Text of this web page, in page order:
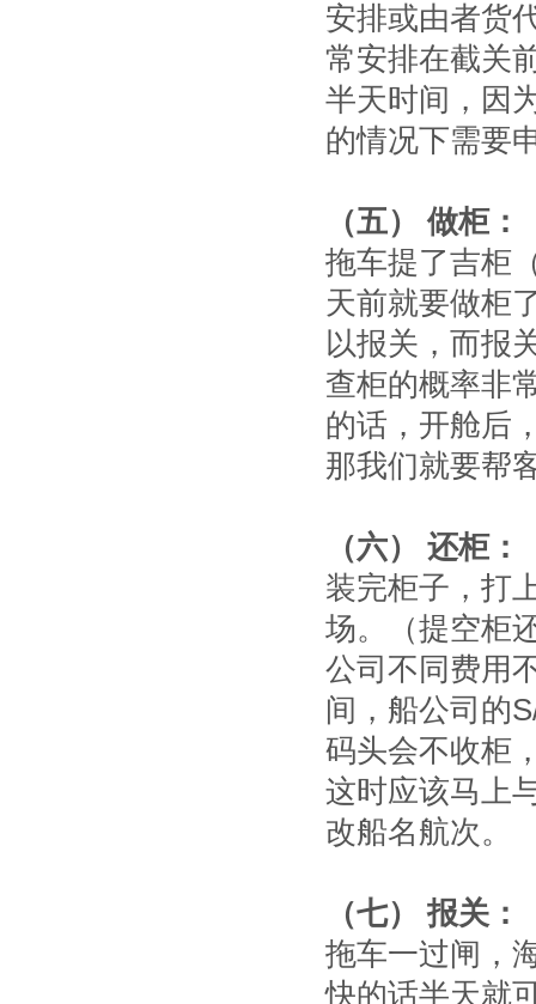
安排或由者货
常安排在截关
半天时间，因
的情况下需要
（五） 做柜：
拖车提了吉柜
天前就要做柜
以报关，而报
查柜的概率非
的话，开舱后
那我们就要帮
（六） 还柜：
装完柜子，打
场。（提空柜
公司不同费用
间，船公司的
码头会不收柜
这时应该马上
改船名航次。
（七） 报关：
拖车一过闸，
快的话半天就